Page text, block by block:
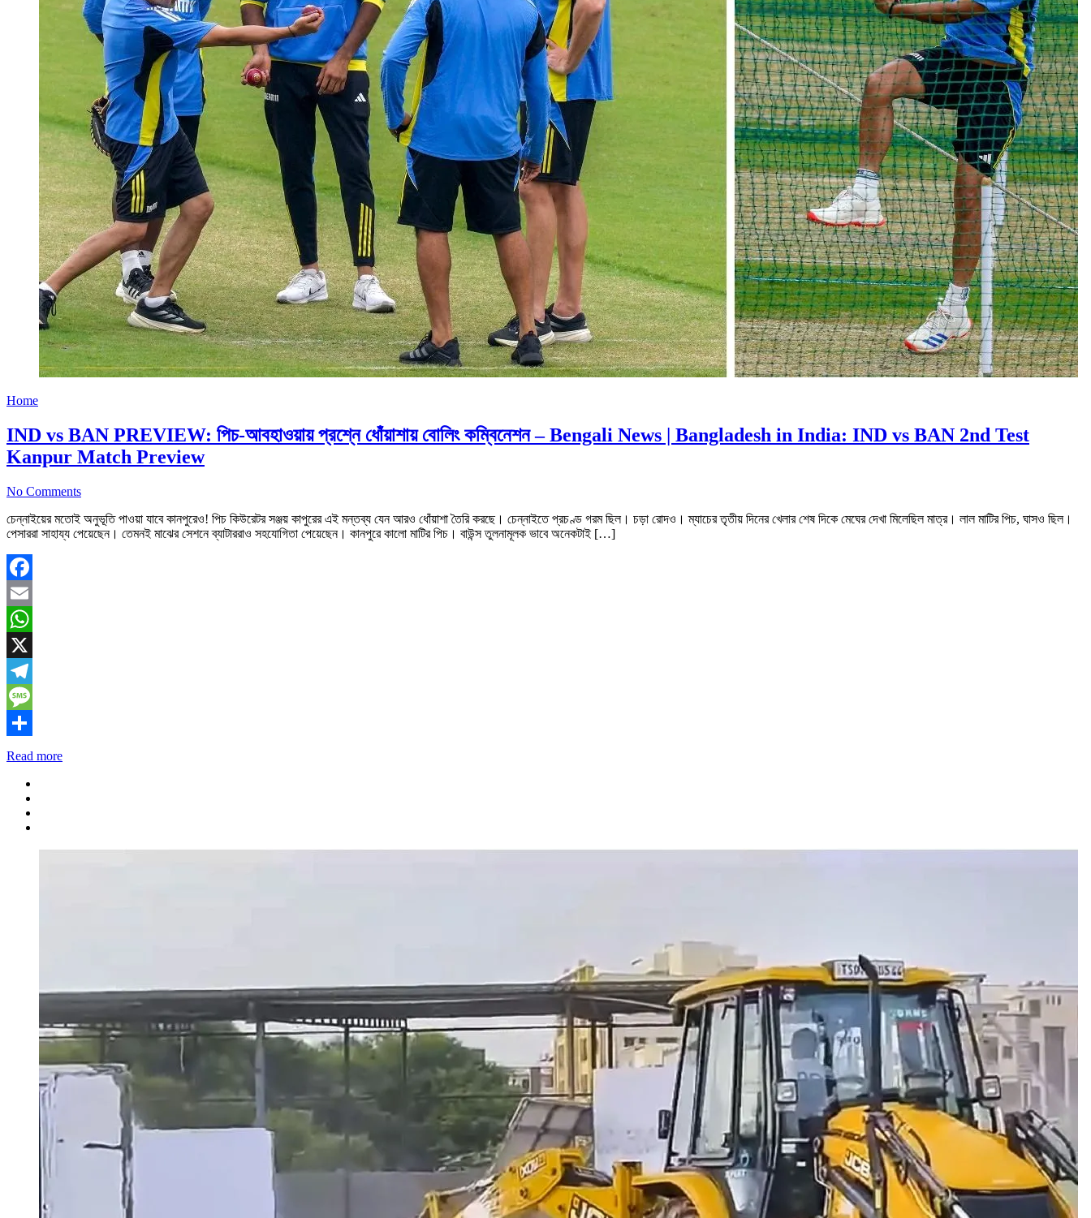
Home
IND vs BAN PREVIEW: পিচ-আবহাওয়ায় প্রশ্নে ধোঁয়াশায় বোলিং কম্বিনেশন – Bengali News | Bangladesh in India: IND vs BAN 2nd Test
Kanpur Match Preview
No Comments
চেন্নাইয়ের মতোই অনুভূতি পাওয়া যাবে কানপুরেও! পিচ কিউরেটর সঞ্জয় কাপুরের এই মন্তব্য যেন আরও ধোঁয়াশা তৈরি করছে। চেন্নাইতে প্রচণ্ড গরম ছিল। চড়া রোদও। ম্যাচের তৃতীয় দিনের খেলার শেষ দিকে মেঘের দেখা মিলেছিল মাত্র। লাল মাটির পিচ, ঘাসও ছিল।
পেসাররা সাহায্য পেয়েছেন। তেমনই মাঝের সেশনে ব্যাটাররাও সহযোগিতা পেয়েছেন। কানপুরে কালো মাটির পিচ। বাউন্স তুলনামূলক ভাবে অনেকটাই […]
Facebook
Email
WhatsApp
X
Telegram
Message
Share
Read more